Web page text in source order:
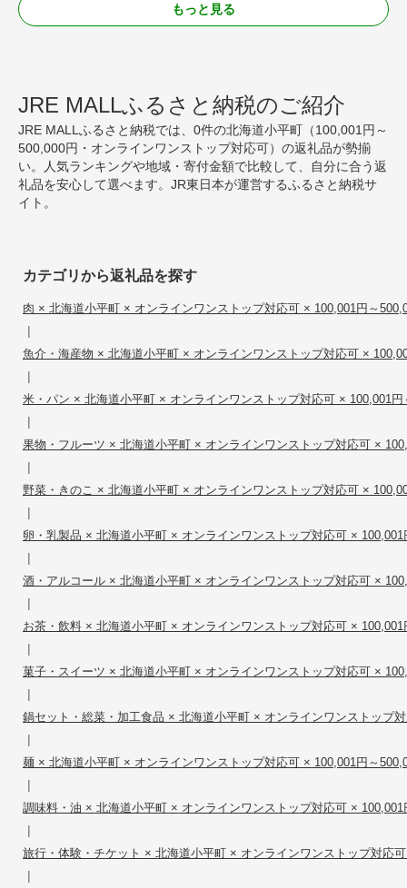
もっと見る
JRE MALLふるさと納税のご紹介
JRE MALLふるさと納税では、0件の北海道小平町（100,001円～
500,000円・オンラインワンストップ対応可）の返礼品が勢揃
い。人気ランキングや地域・寄付金額で比較して、自分に合う返
礼品を安心して選べます。JR東日本が運営するふるさと納税サ
イト。
カテゴリから返礼品を探す
肉 × 北海道小平町 × オンラインワンストップ対応可 × 100,001円～
|
魚介・海産物 × 北海道小平町 × オンラインワンストップ対応可 ×
|
米・パン × 北海道小平町 × オンラインワンストップ対応可 × 100,001円
|
果物・フルーツ × 北海道小平町 × オンラインワンストップ対応可 ×
|
野菜・きのこ × 北海道小平町 × オンラインワンストップ対応可 ×
|
卵・乳製品 × 北海道小平町 × オンラインワンストップ対応可 × 100,001
|
酒・アルコール × 北海道小平町 × オンラインワンストップ対応可 ×
|
お茶・飲料 × 北海道小平町 × オンラインワンストップ対応可 × 100,001
|
菓子・スイーツ × 北海道小平町 × オンラインワンストップ対応可 ×
|
鍋セット・総菜・加工食品 × 北海道小平町 × オンラインワンストップ
|
麺 × 北海道小平町 × オンラインワンストップ対応可 × 100,001円～
|
調味料・油 × 北海道小平町 × オンラインワンストップ対応可 × 100,001
|
旅行・体験・チケット × 北海道小平町 × オンラインワンストップ対応
|